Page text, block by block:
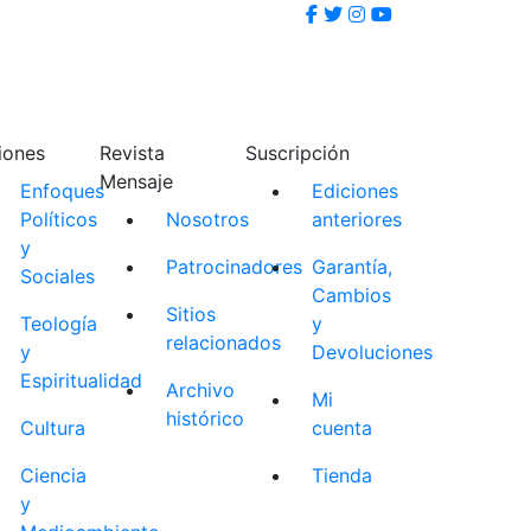
Enfoques
Políticos
y
Sociales
Teología
y
Espiritualidad
Cultura
Ciencia
y
Revista
Mensaje
Nosotros
Patrocinadores
Sitios
relacionados
Archivo
histórico
Suscripción
Ediciones
anteriores
Garantía,
Cambios
y
Devoluciones
Mi
cuenta
Tienda